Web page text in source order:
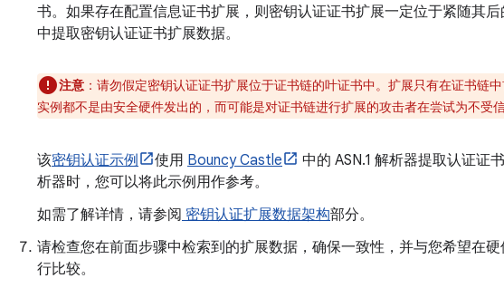
书。如果存在配置信息证书扩展，则密钥认证证书扩展一定位于紧随其
中提取密钥认证证书扩展数据。
注意 ：请勿假定密钥认证证书扩展位于证书链的叶证书中。扩展只有在证书链
实例都不是由安全硬件发出的，而可能是对证书链进行扩展的攻击者在尝试为不受
该密钥认证示例 使用 Bouncy Castle
中的 ASN.1 解析器提取认证证
析器时，您可以将此示例用作参考。
如需了解详情，请参阅 密钥认证扩展数据架构部分。
请检查您在前面步骤中检索到的扩展数据，确保一致性，并与您希望在
行比较。